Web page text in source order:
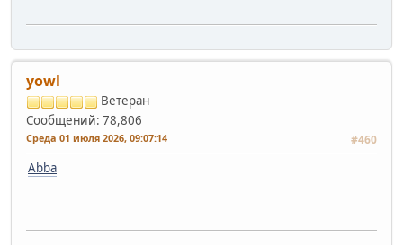
yowl
Ветеран
Сообщений: 78,806
Среда 01 июля 2026, 09:07:14 #460
Abba